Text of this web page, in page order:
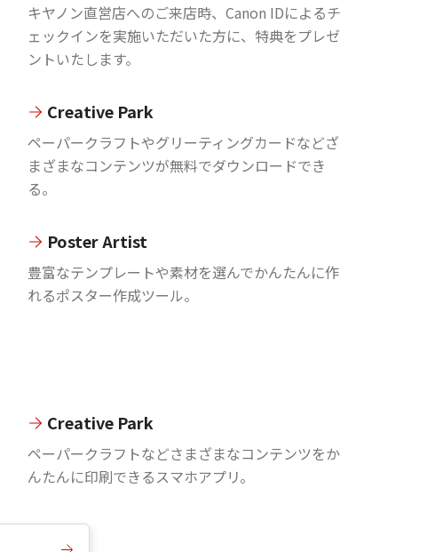
キヤノン直営店へのご来店時、Canon IDによるチ
ェックインを実施いただいた方に、特典をプレゼ
ントいたします。
Creative Park
ペーパークラフトやグリーティングカードなどざ
まざまなコンテンツが無料でダウンロードでき
る。
Poster Artist
豊富なテンプレートや素材を選んでかんたんに作
れるポスター作成ツール。
Creative Park
ペーパークラフトなどさまざまなコンテンツをか
んたんに印刷できるスマホアプリ。